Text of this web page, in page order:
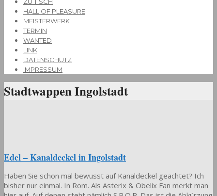
HALL OF PLEASURE
MEISTERWERK
TERMIN
WANTED
LINK
DATENSCHUTZ
IMPRESSUM
Stadtwappen Ingolstadt
Edel – Kanaldeckel in Ingolstadt
Haben Sie schon mal bewusst auf Kanaldeckel geachtet? Ich
bisher nur einmal. In Rom. Als Asterix & Obelix Fan merkt man